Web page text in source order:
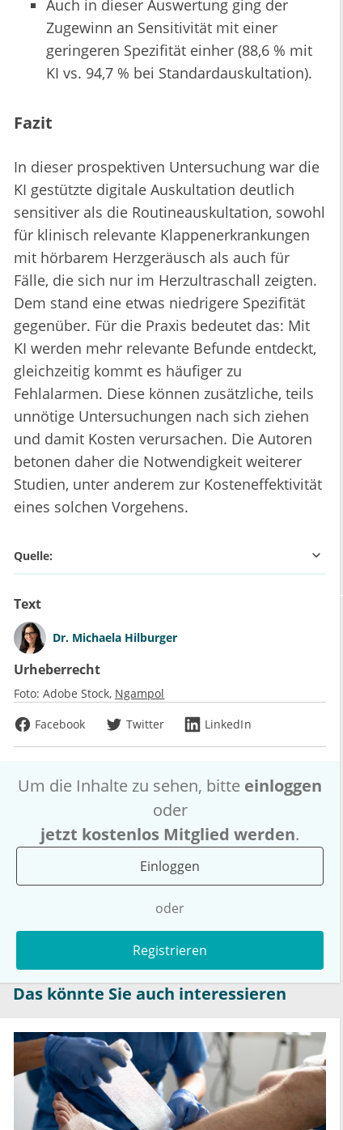
Auch in dieser Auswertung ging der
Zugewinn an Sensitivität mit einer
geringeren Spezifität einher (88,6 % mit
KI vs. 94,7 % bei Standardauskultation).
Fazit
In dieser prospektiven Untersuchung war die
KI gestützte digitale Auskultation deutlich
sensitiver als die Routineauskultation, sowohl
für klinisch relevante Klappenerkrankungen
mit hörbarem Herzgeräusch als auch für
Fälle, die sich nur im Herzultraschall zeigten.
Dem stand eine etwas niedrigere Spezifität
gegenüber. Für die Praxis bedeutet das: Mit
KI werden mehr relevante Befunde entdeckt,
gleichzeitig kommt es häufiger zu
Fehlalarmen. Diese können zusätzliche, teils
unnötige Untersuchungen nach sich ziehen
und damit Kosten verursachen. Die Autoren
betonen daher die Notwendigkeit weiterer
Studien, unter anderem zur Kosteneffektivität
eines solchen Vorgehens.
Quelle:
Text
Dr. Michaela Hilburger
Urheberrecht
Foto: Adobe Stock Ngampol
Facebook
Twitter LinkedIn
Um die Inhalte zu sehen, bitte einloggen
oder
jetzt kostenlos Mitglied werden.
Einloggen
oder
Registrieren
Das könnte Sie auch interessieren